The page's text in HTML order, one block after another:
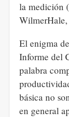
la medición
El enigma
Informe del
palabra
básica no
en general